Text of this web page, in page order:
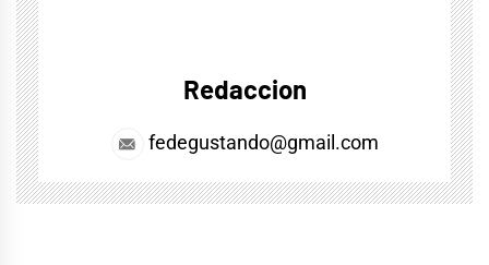
Redaccion
fedegustando@gmail.com